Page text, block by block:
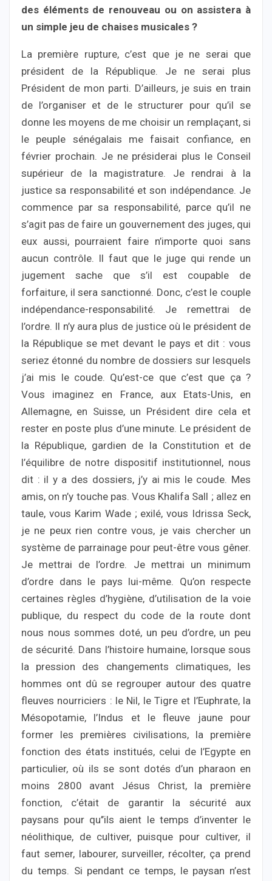
des éléments de renouveau ou on assistera à
un simple jeu de chaises musicales ?
La première rupture, c’est que je ne serai que
président de la République. Je ne serai plus
Président de mon parti. D’ailleurs, je suis en train
de l’organiser et de le structurer pour qu’il se
donne les moyens de me choisir un remplaçant, si
le peuple sénégalais me faisait confiance, en
février prochain. Je ne présiderai plus le Conseil
supérieur de la magistrature. Je rendrai à la
justice sa responsabilité et son indépendance. Je
commence par sa responsabilité, parce qu’il ne
s’agit pas de faire un gouvernement des juges, qui
eux aussi, pourraient faire n’importe quoi sans
aucun contrôle. Il faut que le juge qui rende un
jugement sache que s’il est coupable de
forfaiture, il sera sanctionné. Donc, c’est le couple
indépendance-responsabilité. Je remettrai de
l’ordre. Il n’y aura plus de justice où le président de
la République se met devant le pays et dit : vous
seriez étonné du nombre de dossiers sur lesquels
j’ai mis le coude. Qu’est-ce que c’est que ça ?
Vous imaginez en France, aux Etats-Unis, en
Allemagne, en Suisse, un Président dire cela et
rester en poste plus d’une minute. Le président de
la République, gardien de la Constitution et de
l’équilibre de notre dispositif institutionnel, nous
dit : il y a des dossiers, j’y ai mis le coude. Mes
amis, on n’y touche pas. Vous Khalifa Sall ; allez en
taule, vous Karim Wade ; exilé, vous Idrissa Seck,
je ne peux rien contre vous, je vais chercher un
système de parrainage pour peut-être vous gêner.
Je mettrai de l’ordre. Je mettrai un minimum
d’ordre dans le pays lui-même. Qu’on respecte
certaines règles d’hygiène, d’utilisation de la voie
publique, du respect du code de la route dont
nous nous sommes doté, un peu d’ordre, un peu
de sécurité. Dans l’histoire humaine, lorsque sous
la pression des changements climatiques, les
hommes ont dû se regrouper autour des quatre
fleuves nourriciers : le Nil, le Tigre et l’Euphrate, la
Mésopotamie, l’Indus et le fleuve jaune pour
former les premières civilisations, la première
fonction des états institués, celui de l’Egypte en
particulier, où ils se sont dotés d’un pharaon en
moins 2800 avant Jésus Christ, la première
fonction, c’était de garantir la sécurité aux
paysans pour qu’’ils aient le temps d’inventer le
néolithique, de cultiver, puisque pour cultiver, il
faut semer, labourer, surveiller, récolter, ça prend
du temps. Si pendant ce temps, le paysan n’est